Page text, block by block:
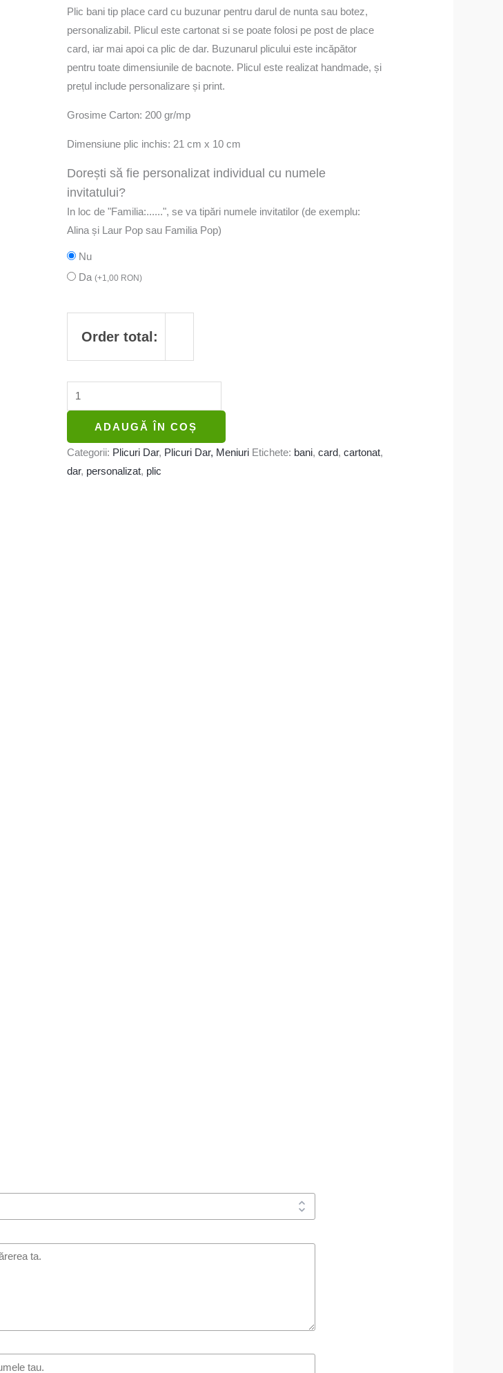
Plic bani tip place card cu buzunar pentru darul de nunta sau botez,
personalizabil. Plicul este cartonat si se poate folosi pe post de place
card, iar mai apoi ca plic de dar. Buzunarul plicului este incăpător
pentru toate dimensiunile de bacnote. Plicul este realizat handmade, și
prețul include personalizare și print.
Grosime Carton: 200 gr/mp
Dimensiune plic inchis: 21 cm x 10 cm
Dorești să fie personalizat individual cu numele
invitatului?
In loc de "Familia:......", se va tipări numele invitatilor (de exemplu:
Alina și Laur Pop sau Familia Pop)
Nu
Da (+1,00 RON)
Order total:
ADAUGĂ ÎN COȘ
Categorii: Plicuri Dar, Plicuri Dar, Meniuri Etichete: bani, card, cartonat,
dar, personalizat, plic